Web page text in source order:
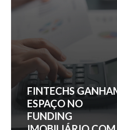
IA CHEGA AO
MERCADO DE
ELEVADORES PARA